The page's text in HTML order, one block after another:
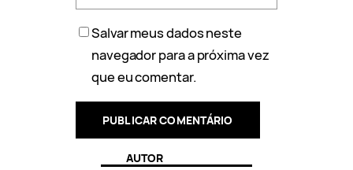
Salvar meus dados neste
navegador para a próxima vez
que eu comentar.
AUTOR